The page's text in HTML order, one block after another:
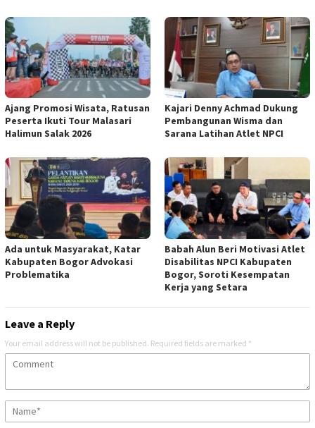
Ajang Promosi Wisata, Ratusan
Peserta Ikuti Tour Malasari
Halimun Salak 2026
Kajari Denny Achmad Dukung
Pembangunan Wisma dan
Sarana Latihan Atlet NPCI
Ada untuk Masyarakat, Katar
Kabupaten Bogor Advokasi
Problematika
Babah Alun Beri Motivasi Atlet
Disabilitas NPCI Kabupaten
Bogor, Soroti Kesempatan
Kerja yang Setara
Leave a Reply
Your email address will not be published. Required fields are marked *